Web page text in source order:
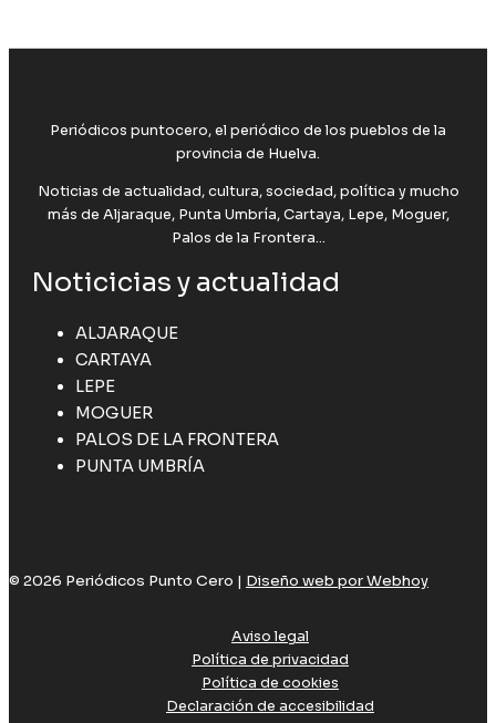
Periódicos puntocero, el periódico de los pueblos de la
provincia de Huelva.
Noticias de actualidad, cultura, sociedad, política y mucho
más de Aljaraque, Punta Umbría, Cartaya, Lepe, Moguer,
Palos de la Frontera...
Noticicias y actualidad
ALJARAQUE
CARTAYA
LEPE
MOGUER
PALOS DE LA FRONTERA
PUNTA UMBRÍA
© 2026 Periódicos Punto Cero | Diseño web por Webhoy
Aviso legal
Política de privacidad
Política de cookies
Declaración de accesibilidad